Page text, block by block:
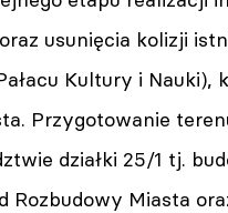
usunięcia kolizji
Kultury i Nauki),
Przygotowanie
działki 25/1 tj.
Rozbudowy Miasta